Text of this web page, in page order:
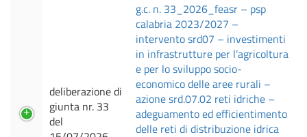
deliberazione di
giunta nr. 33
del
g.c. n. 33_2026_feasr – psp
calabria 2023/2027 –
intervento srd07 – investimenti
in infrastrutture per l’agricoltura
e per lo sviluppo socio-
economico delle aree rurali –
azione srd.07.02 reti idriche –
adeguamento ed efficientimento
delle reti di distribuzione idrica